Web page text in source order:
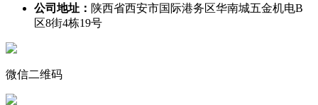
公司地址： 陕西省西安市国际港务区华南城五金机电B
区8街4栋19号
微信二维码